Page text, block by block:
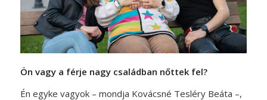
Ön vagy a férje nagy családban nőttek fel?
Én egyke vagyok – mondja Kovácsné Tesléry Beáta –,